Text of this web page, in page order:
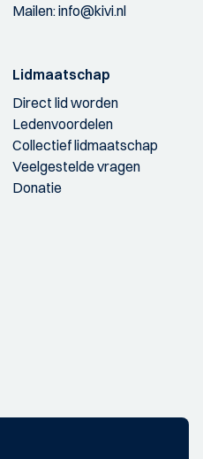
Mailen:info@kivi.nl
Lidmaatschap
Direct lid worden
Ledenvoordelen
Collectief lidmaatschap
Veelgestelde vragen
Donatie